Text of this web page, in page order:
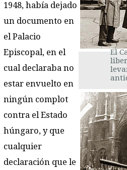
El
1948, había dejado
un documento en
el Palacio
Episcopal, en el
cual declaraba no
estar envuelto en
ningún complot
contra el Estado
húngaro, y que
cualquier
declaración que le